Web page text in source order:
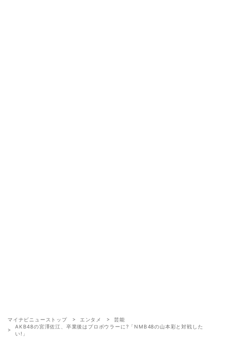
マイナビニューストップ エンタメ
芸能
AKB48の宮澤佐江、卒業後はプロボウラーに?「NMB48の山本彩と対戦した
い!」